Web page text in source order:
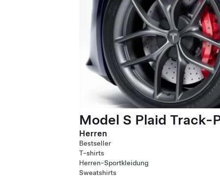
Model S Plaid Track-
Herren
Bestseller
T-shirts
Herren-Sportkleidung
Sweatshirts